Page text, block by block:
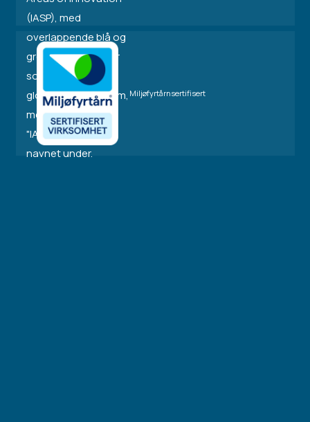
Miljøfyrtårnsertifisert